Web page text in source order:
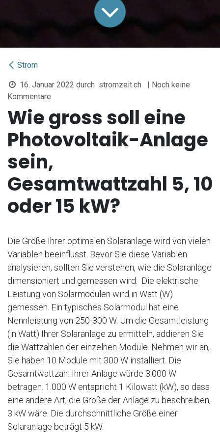
Strom
16. Januar 2022 durch stromzeit.ch
| Noch keine
Kommentare
Wie gross soll eine
Photovoltaik-Anlage
sein,
Gesamtwattzahl 5, 10
oder 15 kW?
Die Größe Ihrer optimalen Solaranlage wird von vielen
Variablen beeinflusst. Bevor Sie diese Variablen
analysieren, sollten Sie verstehen, wie die Solaranlage
dimensioniert und gemessen wird. Die elektrische
Leistung von Solarmodulen wird in Watt (W)
gemessen. Ein typisches Solarmodul hat eine
Nennleistung von 250-300 W. Um die Gesamtleistung
(in Watt) Ihrer Solaranlage zu ermitteln, addieren Sie
die Wattzahlen der einzelnen Module. Nehmen wir an,
Sie haben 10 Module mit 300 W installiert. Die
Gesamtwattzahl Ihrer Anlage würde 3.000 W
betragen. 1.000 W entspricht 1 Kilowatt (kW), so dass
eine andere Art, die Größe der Anlage zu beschreiben,
3 kW wäre. Die durchschnittliche Größe einer
Solaranlage beträgt 5 kW.